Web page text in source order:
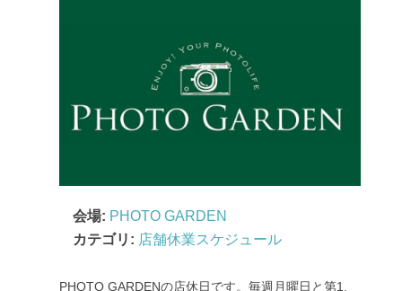
会場: PHOTO GARDEN
カテゴリ: 店舗休業スケジュール
PHOTO GARDENの店休日です。毎週月曜日と第1.